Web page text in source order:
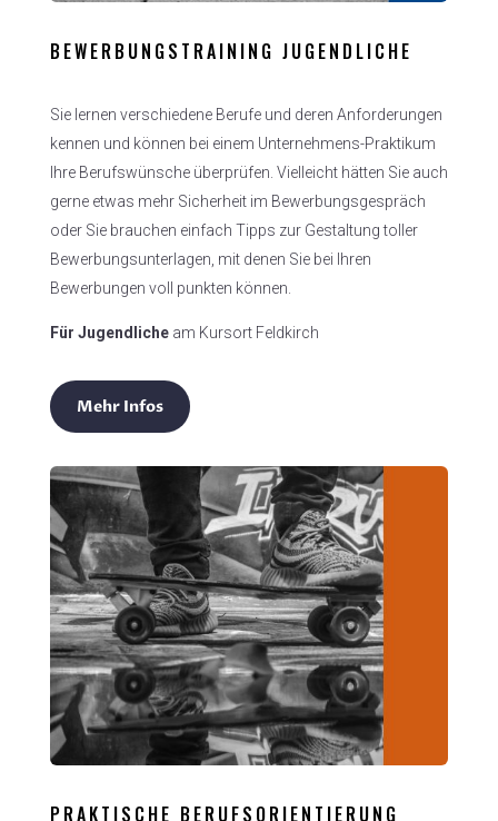
BEWERBUNGSTRAINING JUGENDLICHE
Sie lernen verschiedene Berufe und deren Anforderungen
kennen und können bei einem Unternehmens-Praktikum
Ihre Berufswünsche überprüfen. Vielleicht hätten Sie auch
gerne etwas mehr Sicherheit im Bewerbungsgespräch
oder Sie brauchen einfach Tipps zur Gestaltung toller
Bewerbungsunterlagen, mit denen Sie bei Ihren
Bewerbungen voll punkten können.
Für Jugendliche am Kursort Feldkirch
Mehr Infos
PRAKTISCHE BERUFSORIENTIERUNG